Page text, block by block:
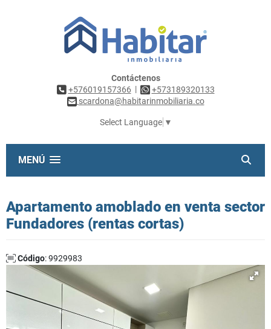
Contáctenos
+576019157366 |
+573189320133
scardona@habitarinmobiliaria.co
Select Language ▼
MENÚ
Apartamento amoblado en venta sector
Fundadores (rentas cortas)
Código: 9929983